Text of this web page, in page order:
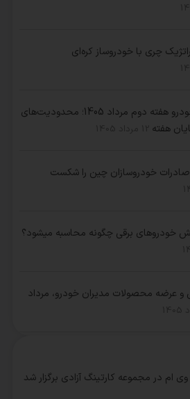
چری با خودروساز کره‌ای
مرور اخبار خودرو هفته دوم مرداد 1405؛ محدودیت‌های
هفته
صادرات خودروسازان چین را شکست
خودروهای برقی چگونه محاسبه میشود؟
و عرضه محصولات مدیران خودرو، مرداد
ام در مجموعه کارتینگ آزادی برگزار شد